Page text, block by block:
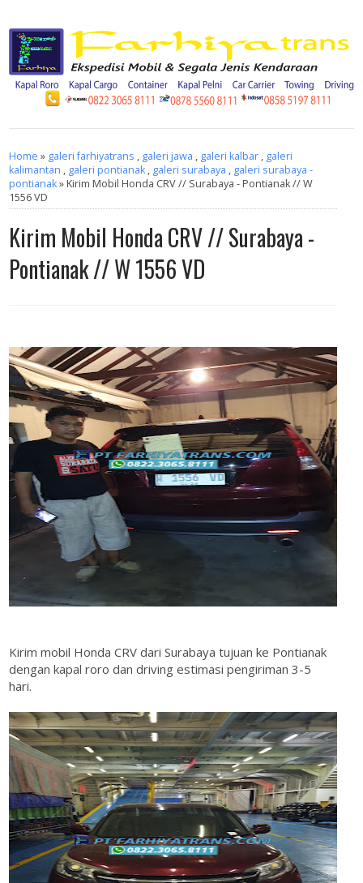
Home » galeri farhiyatrans , galeri jawa , galeri kalbar, galeri
kalimantan , galeri pontianak, galeri surabaya , galeri surabaya -
pontianak» Kirim Mobil Honda CRV // Surabaya - Pontianak // W
1556 VD
Kirim Mobil Honda CRV // Surabaya -
Pontianak // W 1556 VD
Kirim mobil Honda CRV dari Surabaya tujuan ke Pontianak
dengan kapal roro dan driving estimasi pengiriman 3-5
hari.